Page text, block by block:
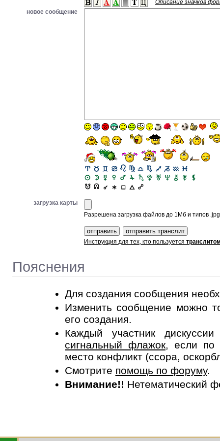
Описание значков
новое сообщение
загрузка карты
Разрешена загрузка файлов до 1Мб и типов
Инструкция для тех, кто пользуется
Пояснения
Для создания сообщения
Изменить сообщение можно
его создания.
Каждый участник
сигнальный флажок, если по
место конфликт (ссора,
Смотрите помощь по форуму.
Внимание!! Нетематический